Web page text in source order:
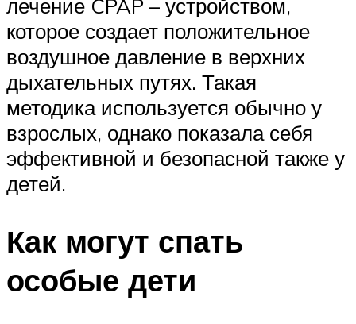
лечение CPAP – устройством,
которое создает положительное
воздушное давление в верхних
дыхательных путях. Такая
методика используется обычно у
взрослых, однако показала себя
эффективной и безопасной также у
детей.
Как могут спать
особые дети